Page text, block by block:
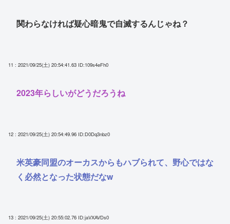
関わらなければ疑心暗鬼で自滅するんじゃね？
11 : 2021/09/25(土) 20:54:41.63 ID:109s4eFh0
2023年らしいがどうだろうね
12 : 2021/09/25(土) 20:54:49.96 ID:D0Dq3nbz0
米英豪同盟のオーカスからもハブられて、野心ではな
く必然となった状態だなw
13 : 2021/09/25(土) 20:55:02.76 ID:jaVXAVDs0